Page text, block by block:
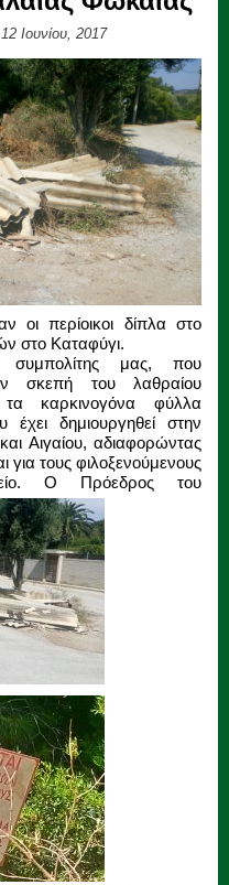
Ιουνίου, 2017
οι περίοικοι δίπλα στο
στο Καταφύγι.
συμπολίτης μας, που
σκεπή του λαθραίου
καρκινογόνα φύλλα
δημιουργηθεί στην
Αιγαίου, αδιαφορώντας
για τους φιλοξενούμενους
Ο Πρόεδρος του